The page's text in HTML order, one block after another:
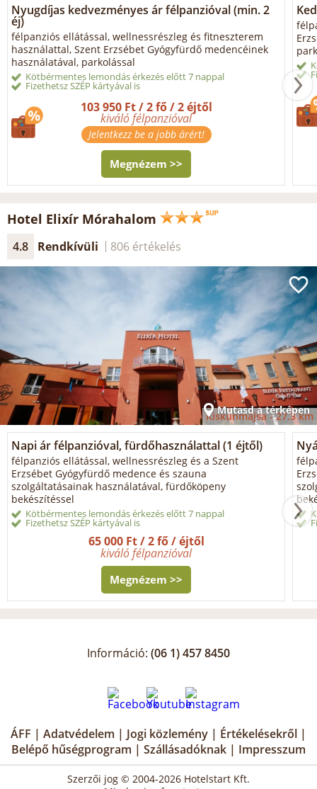
Nyugdíjas kedvezményes ár félpanzióval (min. 2
éj)
félpanziós ellátással, wellnessrészleg és fitneszterem
használattal, Szent Erzsébet Gyógyfürdő medencéinek
használatával, parkolással
Kötbérmentes lemondás érkezés előtt 7 nappal
Fizethetsz SZÉP kártyával is
103 950 Ft / 2 fő / 2 éjtől
kiváló félpanzióval
Jelentkezz be a jobb árért!
Megnézem >>
Hotel Elixír Mórahalom
4.8 Rendkívüli 806 értékelés
Mutasd a térképen
Kiskunmajsa -27.3 km
Napi ár félpanzióval, fürdőhasználattal (1 éjtől)
félpanziós ellátással, wellnessrészleg és a Szent
Erzsébet Gyógyfürdő medence és szauna
szolgáltatásainak használatával, fürdőköpeny
bekészítéssel
Kötbérmentes lemondás érkezés előtt 7 nappal
Fizethetsz SZÉP kártyával is
65 000 Ft / 2 fő / éjtől
kiváló félpanzióval
Megnézem >>
Információ: (06 1) 457 8450
ÁFF | Adatvédelem | Jogi közlemény | Értékelésekről |
Belépő hűségprogram | Szállásadóknak | Impresszum
Szerzői jog © 2004-2026 Hotelstart Kft.